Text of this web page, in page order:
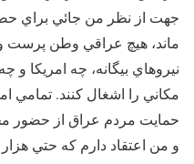
جهت از نظر من جائي براي
ماند، هيچ عراقي وطن پرست
نيروهاي بيگانه، چه امريکا و
مکاني را اشغال کنند. تمامي
حمايت مردم عراق از حضور
و من اعتقاد دارم که حتي